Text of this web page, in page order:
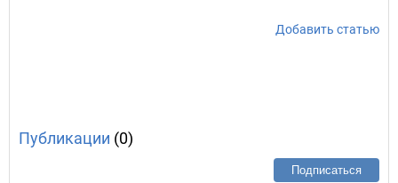
Добавить статью
Публикации (0)
Подписаться